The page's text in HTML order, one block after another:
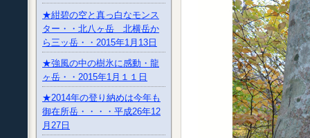
★紺碧の空と真っ白なモンス
ター・・北八ヶ岳 北横岳か
ら三ッ岳・・2015年1月13日
★強風の中の樹氷に感動・龍
ヶ岳・・2015年1月１１日
★2014年の登り納めは今年も
御在所岳・・・・平成26年12
月27日